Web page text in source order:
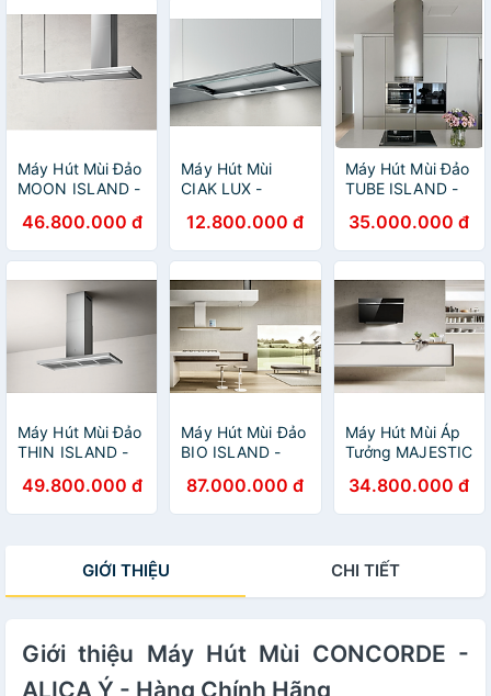
Máy Hút Mùi Đảo
MOON ISLAND -
Chính Hãng
46.800.000 đ
Máy Hút Mùi
CIAK LUX -
Chính Hãng
12.800.000 đ
Máy Hút Mùi Đảo
TUBE ISLAND -
Chính Hãng
35.000.000 đ
Máy Hút Mùi Đảo
THIN ISLAND -
Chính Hãng
49.800.000 đ
Máy Hút Mùi Đảo
BIO ISLAND -
Chính Hãng
87.000.000 đ
Máy Hút Mùi Áp
Tưởng MAJESTIC
Chính Hãng
34.800.000 đ
GIỚI THIỆU CHI TIẾT
Giới thiệu Máy Hút Mùi CONCORDE -
ALICA Ý - Hàng Chính Hãng